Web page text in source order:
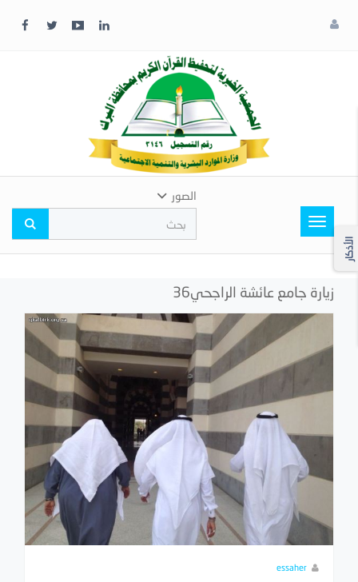
Toggle
navigation
الصور
الأذكار
زيارة جامع عائشة الراجحي36
essaher